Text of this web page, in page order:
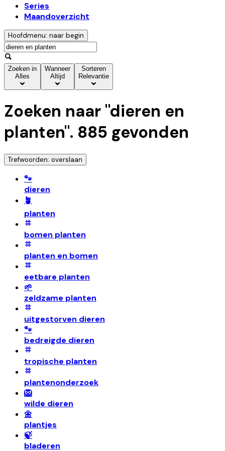
Series
Maandoverzicht
Hoofdmenu: naar begin
Zoeken in
Alles
Wanneer
Altijd
Sorteren
Relevantie
Zoeken naar "dieren en
planten". 885 gevonden
Trefwoorden: overslaan
🐾
dieren
🪴
planten
bomen planten
planten en bomen
eetbare planten
🌱
zeldzame planten
uitgestorven dieren
🐾
bedreigde dieren
tropische planten
plantenonderzoek
🦁
wilde dieren
🌼
plantjes
🍃
bladeren